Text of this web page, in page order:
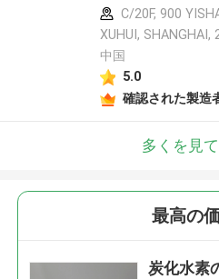
C/20F, 900
XUHUI, SHANGHAI,
中国
5.0
確認された製造
多くを見
最高の
炭化水素